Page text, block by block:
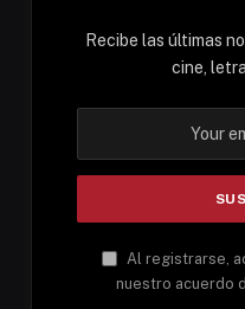
Recibe las últimas
cine,
Al registrarse,
nuestro acuerdo